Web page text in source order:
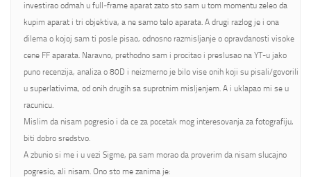
investirao odmah u full-frame aparat zato sto sam u tom momentu zeleo da
kupim aparat i tri objektiva, a ne samo telo aparata. A drugi razlog je i ona
dilema o kojoj sam ti posle pisao, odnosno razmisljanje o opravdanosti visoke
cene FF aparata. Naravno, prethodno sam i procitao i preslusao na YT-u jako
puno recenzija, analiza o 80D i neizmerno je bilo vise onih koji su pisali/govorili
u superlativima, od onih drugih sa suprotnim misljenjem. A i uklapao mi se u
racunicu.
Mislim da nisam pogresio i da ce za pocetak mog interesovanja za fotografiju,
biti dobro sredstvo.
A zbunio si me i u vezi Sigme, pa sam morao da proverim da nisam slucajno
pogresio, ali nisam. Ono sto me zanima je: